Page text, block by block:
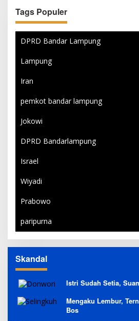
Tags Populer
DPRD Bandar Lampung
Lampung
Iran
pemkot bandar lampung
Jokowi
DPRD Bandarlampung
Israel
Wiyadi
Prabowo
paripurna
Skandal
Istri Sudah Setia,
Mengaku Lembur,
Bos